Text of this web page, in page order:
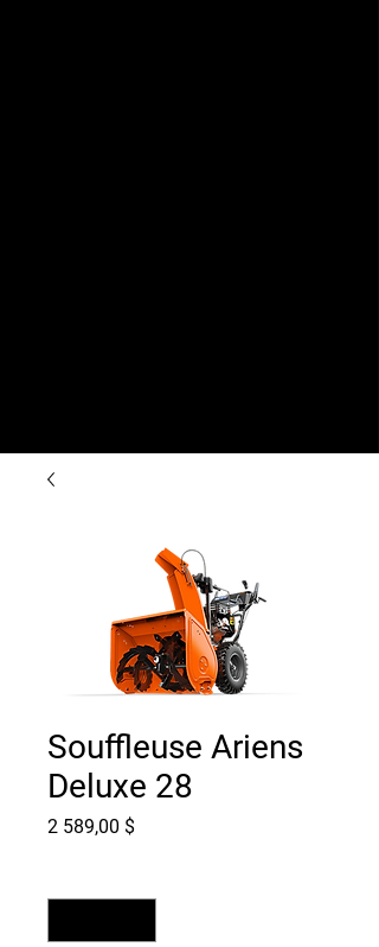
Souffleuse Ariens
Deluxe 28
2 589,00 $Prix